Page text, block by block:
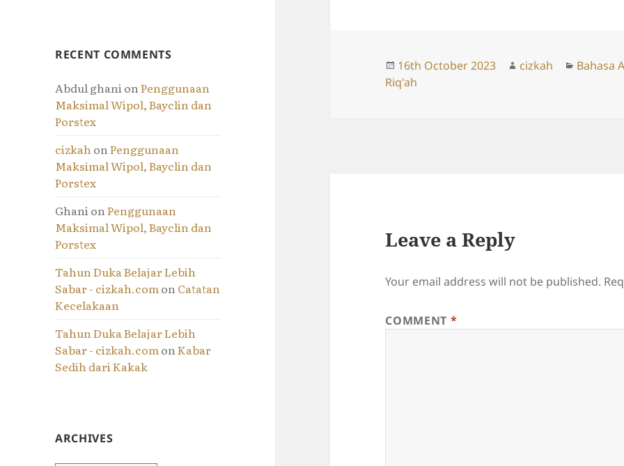
RECENT COMMENTS
Abdul ghanionPenggunaan
Maksimal Wipol, Bayclin dan
Porstex
cizkahonPenggunaan
Maksimal Wipol, Bayclin dan
Porstex
GhanionPenggunaan
Maksimal Wipol, Bayclin dan
Porstex
Tahun Duka Belajar Lebih
Sabar - cizkah.comonCatatan
Kecelakaan
Tahun Duka Belajar Lebih
Sabar - cizkah.comonKabar
Sedih dari Kakak
ARCHIVES
Posted
on
16th October 2023 Author
cizkah
Bahasa
Riq'ah
Leave a Reply
Your email address will not be published.
COMMENT *